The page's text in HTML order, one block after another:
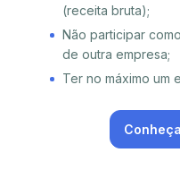
(receita bruta);
Não participar
de outra empresa;
Ter no máximo um